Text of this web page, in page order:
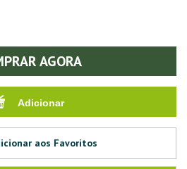
AGORA
aos Favoritos